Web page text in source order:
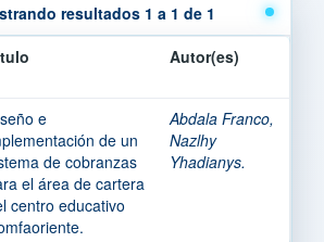
resultados 1 a 1 de 1
Autor(es)
e
de un
de cobranzas
el área de cartera
centro educativo
Abdala Franco,
Nazlhy
Yhadianys.